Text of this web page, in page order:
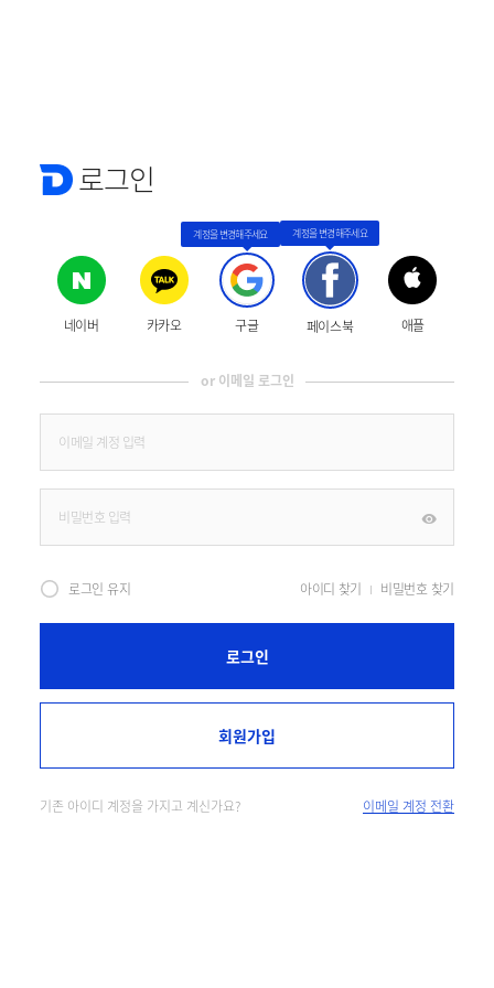
로그인
네이버 카카오 구글 페이스북 애플
or 이메일 로그인
로그인 유지 아이디 찾기 비밀번호 찾기
로그인
회원가입
기존 아이디 계정을 가지고 계신가요? 이메일 계정 전환